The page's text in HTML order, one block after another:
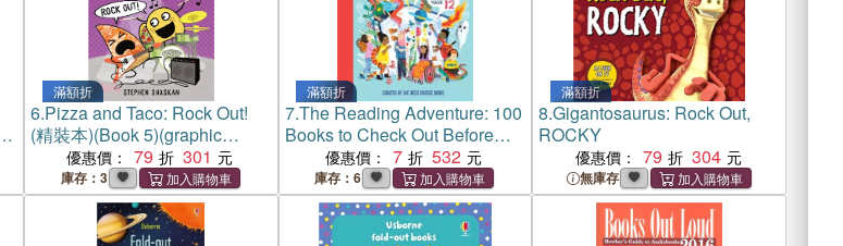
滿額折
6.Pizza and Taco: Rock Out!
(精裝本)(Book 5)(graphic
novel)優惠價： 79 301
庫存：3
滿額折
7.The Reading Adventure: 100
Books to Check Out Before
You're 12
優惠價： 7 532
庫存：6
滿額折
8.Gigantosaurus: Rock Out,
ROCKY
優惠價： 79 304
無庫存